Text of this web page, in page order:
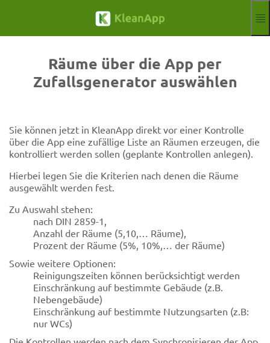
Hilfe
Webinare
Impressum
Anmelden
Kostenloser Test
DEAktuelle
Räume über die App per
Zufallsgenerator auswählen
Sie können jetzt in KleanApp direkt vor einer Kontrolle
über die App eine zufällige Liste an Räumen erzeugen, die
kontrolliert werden sollen (geplante Kontrollen anlegen).
Hierbei legen Sie die Kriterien nach denen die Räume
ausgewählt werden fest.
Zu Auswahl stehen:
nach DIN 2859-1,
Anzahl der Räume (5,10,… Räume),
Prozent der Räume (5%, 10%,… der Räume)
Sowie weitere Optionen:
Reinigungszeiten können berücksichtigt werden
Einschränkung auf bestimmte Gebäude (z.B.
Nebengebäude)
Einschränkung auf bestimmte Nutzungsarten (z.B:
nur WCs)